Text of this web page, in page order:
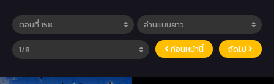
ก่อนหน้านี้ ถัดไป